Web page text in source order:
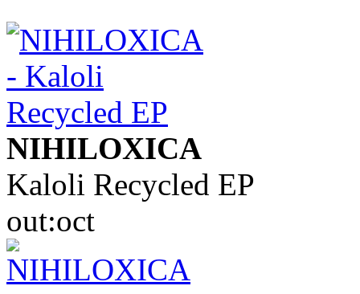
NIHILOXICA
Kaloli Recycled EP
out:oct